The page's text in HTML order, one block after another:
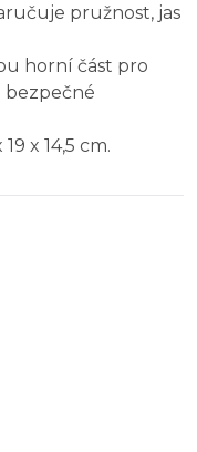
pružnost, jas
horní část pro
bezpečné
x 14,5 cm.